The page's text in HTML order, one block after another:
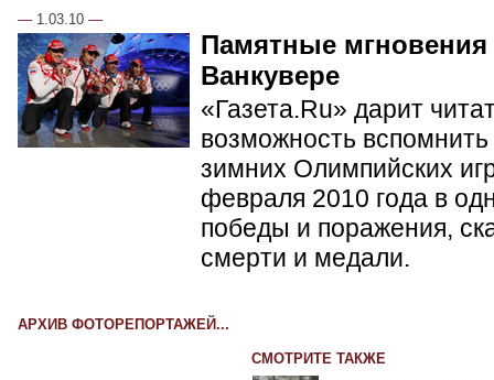
— 1.03.10 —
Памятные
Ванкувере
«Газета.Ru» дарит
возможность
зимних Олимпийских
февраля 2010 года в
победы и поражения,
смерти и медали.
АРХИВ ФОТОРЕПОРТАЖЕЙ...
СМОТРИТЕ ТАКЖЕ